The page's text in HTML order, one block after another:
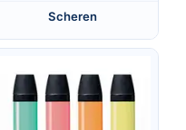
Scheren